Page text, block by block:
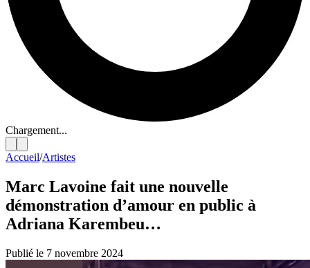
Chargement...
Accueil/Artistes
Marc Lavoine fait une nouvelle
démonstration d’amour en public à
Adriana Karembeu…
Publié le 7 novembre 2024